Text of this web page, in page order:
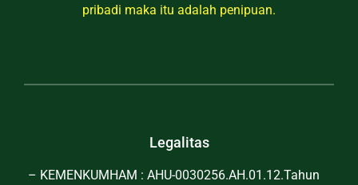
pribadi maka itu adalah penipuan.
Legalitas
– KEMENKUMHAM : AHU-0030256.AH.01.12.Tahun